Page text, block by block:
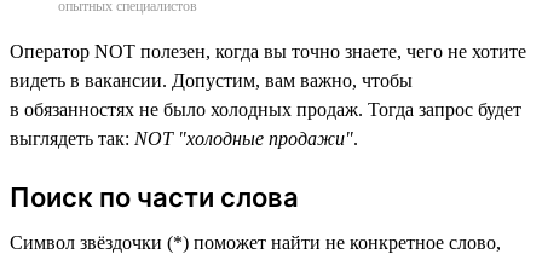
опытных специалистов
Оператор NOT полезен, когда вы точно знаете, чего не хотите
видеть в вакансии. Допустим, вам важно, чтобы
в обязанностях не было холодных продаж. Тогда запрос будет
выглядеть так: NOT "холодные продажи".
Поиск по части слова
Символ звёздочки (*) поможет найти не конкретное слово,